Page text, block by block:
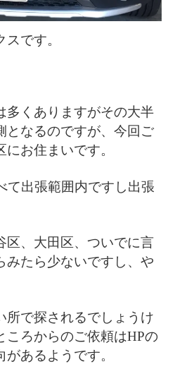
です。
多くありますがその大半
となるのですが、今回ご
お住まいです。
て出張範囲内ですし出張
区、大田区、ついでに言
みたら少ないですし、や
所で探されるでしょうけ
ころからのご依頼はHPの
あるようです。